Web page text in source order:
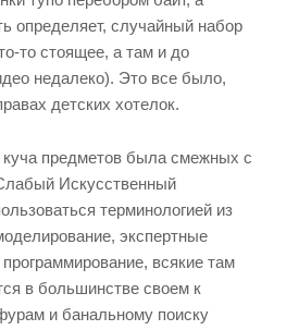
определяет, случайный набор
то стоящее, а там и до
недалеко). Это все было,
детских хотелок.
предметов была смежных с
Искусственный
терминологией из
экспертные
всякие там
в большинстве своем к
и банальному поиску